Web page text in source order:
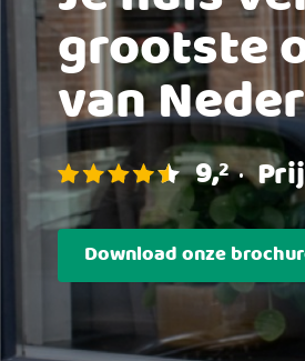
grootste
van
9,2 •
Download onze